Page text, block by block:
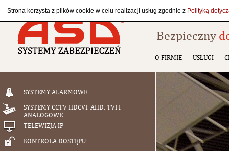
Bezpieczny
O FIRMIE USŁUGI
SYSTEMY ALARMOWE
SYSTEMY CCTV HDCVI, AHD, TVI I
ANALOGOWE
TELEWIZJA IP
KONTROLA DOSTĘPU
Strona korzysta z plików cookie w celu realizacji usług zgodnie z Polityką